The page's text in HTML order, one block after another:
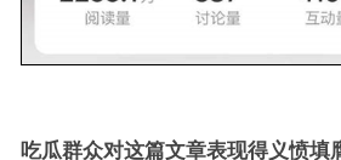
吃瓜群众对这篇文章表现得义愤填